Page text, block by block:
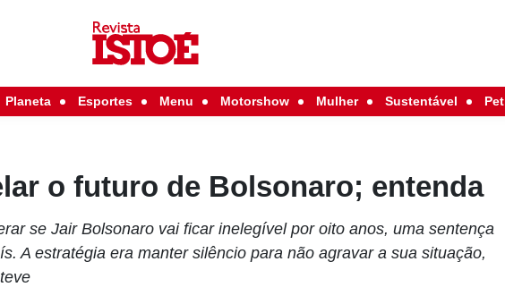
Planeta Esportes Menu Motorshow Mulher Sustentável Pet
o futuro de Bolsonaro; entenda
se Jair Bolsonaro vai ficar inelegível por oito anos, uma sentença
A estratégia era manter silêncio para não agravar a sua situação,